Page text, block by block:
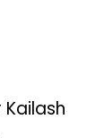
Kailash